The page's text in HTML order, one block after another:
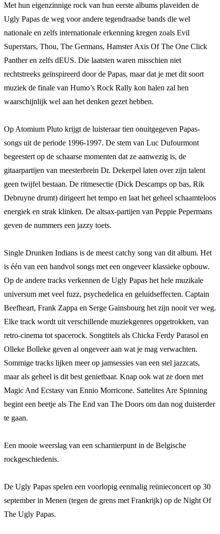
Met hun eigenzinnige rock van hun eerste albums plaveiden de
Ugly Papas de weg voor andere tegendraadse bands die wel
nationale en zelfs internationale erkenning kregen zoals Evil
Superstars, Thou, The Germans, Hamster Axis Of The One Click
Panther en zelfs dEUS. Die laatsten waren misschien niet
rechtstreeks geïnspireerd door de Papas, maar dat je met dit soort
muziek de finale van Humo’s Rock Rally kon halen zal hen
waarschijnlijk wel aan het denken gezet hebben.
Op Atomium Pluto krijgt de luisteraar tien onuitgegeven Papas-
songs uit de periode 1996-1997. De stem van Luc Dufourmont
begeestert op de schaarse momenten dat ze aanwezig is, de
gitaarpartijen van meesterbrein Dr. Dekerpel laten over zijn talent
geen twijfel bestaan. De ritmesectie (Dick Descamps op bas, Rik
Debruyne drumt) dirigeert het tempo en laat het geheel schaamteloos
energiek en strak klinken. De altsax-partijen van Peppie Pepermans
geven de nummers een jazzy toets.
Single Drunken Indians is de meest catchy song van dit album. Het
is één van een handvol songs met een ongeveer klassieke opbouw.
Op de andere tracks verkennen de Ugly Papas het hele muzikale
universum met veel fuzz, psychedelica en geluidseffecten. Captain
Beefheart, Frank Zappa en Serge Gainsbourg het zijn nooit ver weg.
Elke track wordt uit verschillende muziekgenres opgetrokken, van
retro-cinema tot spacerock. Songtitels als Chicka Ferdy Parasol en
Olleke Bolleke geven al ongeveer aan wat je mag verwachten.
Sommige tracks lijken meer op jamsessies van een stel jazzcats,
maar als geheel is dit best genietbaar. Knap ook wat ze doen met
Magic And Ecstasy van Ennio Morricone. Sattelites Are Spinning
begint een beetje als The End van The Doors om dan nog duisterder
te gaan.
Een mooie weerslag van een scharnierpunt in de Belgische
rockgeschiedenis.
De Ugly Papas spelen een voorlopig eenmalig reünieconcert op 30
september in Menen (tegen de grens met Frankrijk) op de Night Of
The Ugly Papas.